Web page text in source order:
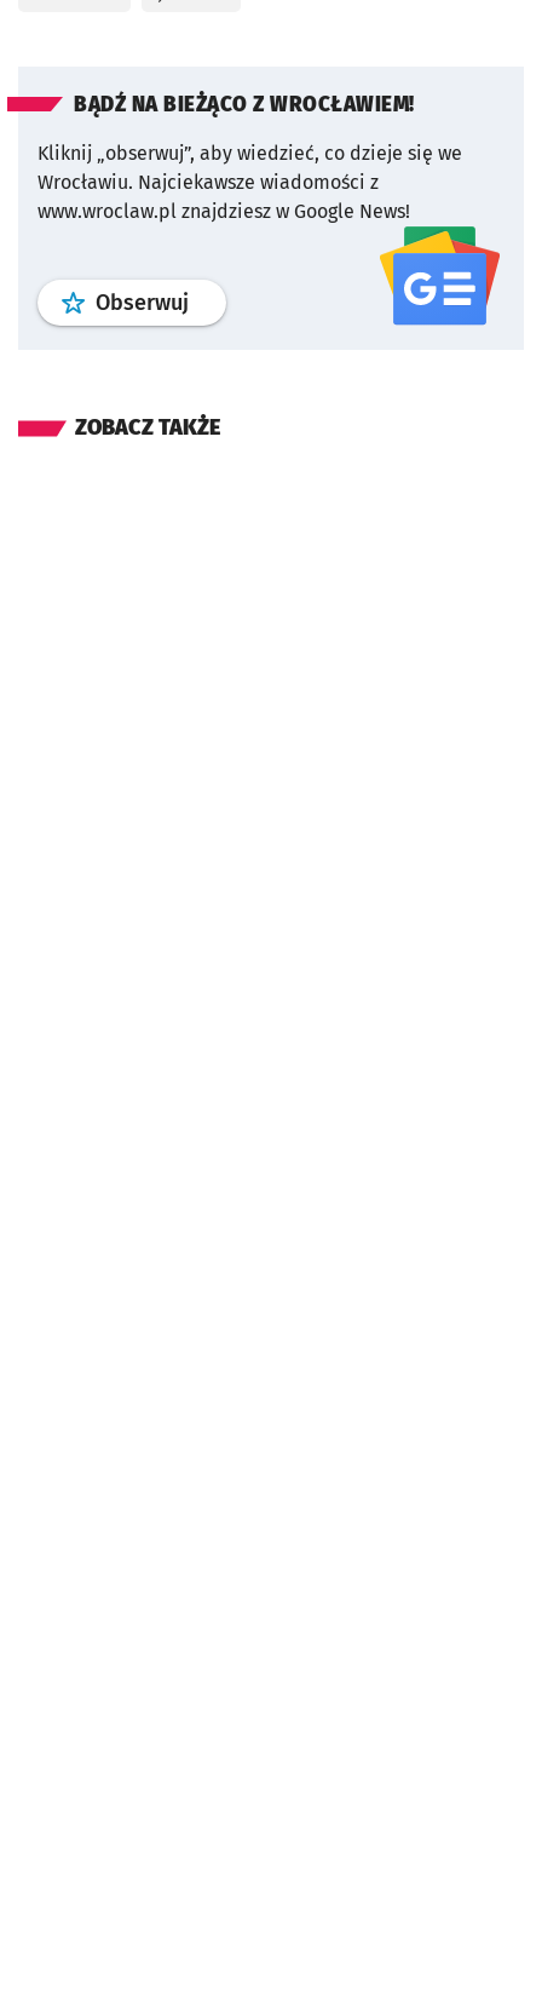
BĄDŹ NA BIEŻĄCO Z WROCŁAWIEM!
Kliknij „obserwuj”, aby wiedzieć, co dzieje się we
Wrocławiu. Najciekawsze wiadomości z
www.wroclaw.pl znajdziesz w Google News!
Obserwuj profil serwisu
ZOBACZ TAKŻE